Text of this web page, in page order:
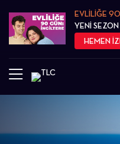
EVLİLİĞE
YENİ
HEMEN